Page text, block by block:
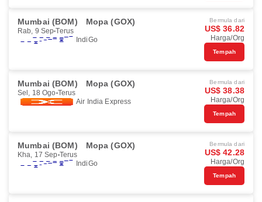
Mumbai (BOM) Mopa (GOX)
Rab, 9 Sep Terus
IndiGo
Bermula dari
US$ 36.82
Harga/Org
Tempah
Mumbai (BOM) Mopa (GOX)
Sel, 18 Ogo Terus
Air India Express
Bermula dari
US$ 38.38
Harga/Org
Tempah
Mumbai (BOM) Mopa (GOX)
Kha, 17 Sep Terus
IndiGo
Bermula dari
US$ 42.28
Harga/Org
Tempah